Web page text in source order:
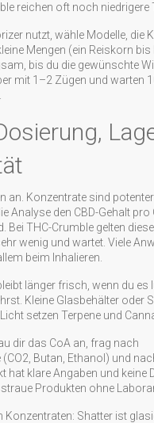
reichen oft noch niedrigere
nutzt, wähle Modelle, die
Mengen (ein Reiskorn
bis du die gewünschte
mit 1–2 Zügen und warten
an. Konzentrate sind
Analyse den CBD-Gehalt
Bei THC-Crumble gelten
wenig und wartet. Viele
beim Inhalieren.
länger frisch, wenn du es
Kleine Glasbehälter oder
setzen Terpene und
dir das CoA an, frag nach
Butan, Ethanol) und
hat klare Angaben und keine
Produkten ohne
Konzentraten: Shatter ist